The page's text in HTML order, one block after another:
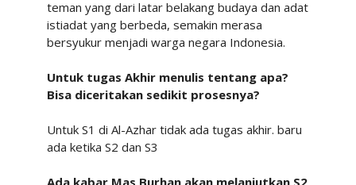
teman yang dari latar belakang budaya dan adat
istiadat yang berbeda, semakin merasa
bersyukur menjadi warga negara Indonesia.
Untuk tugas Akhir menulis tentang apa?
Bisa diceritakan sedikit prosesnya?
Untuk S1 di Al-Azhar tidak ada tugas akhir. baru
ada ketika S2 dan S3
Ada kabar Mas Burhan akan melanjutkan S2